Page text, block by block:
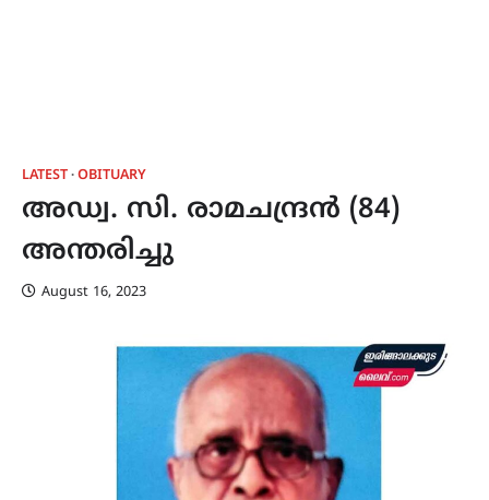
LATEST OBITUARY
അഡ്വ. സി. രാമചന്ദ്രൻ (84)
അന്തരിച്ചു
August 16, 2023